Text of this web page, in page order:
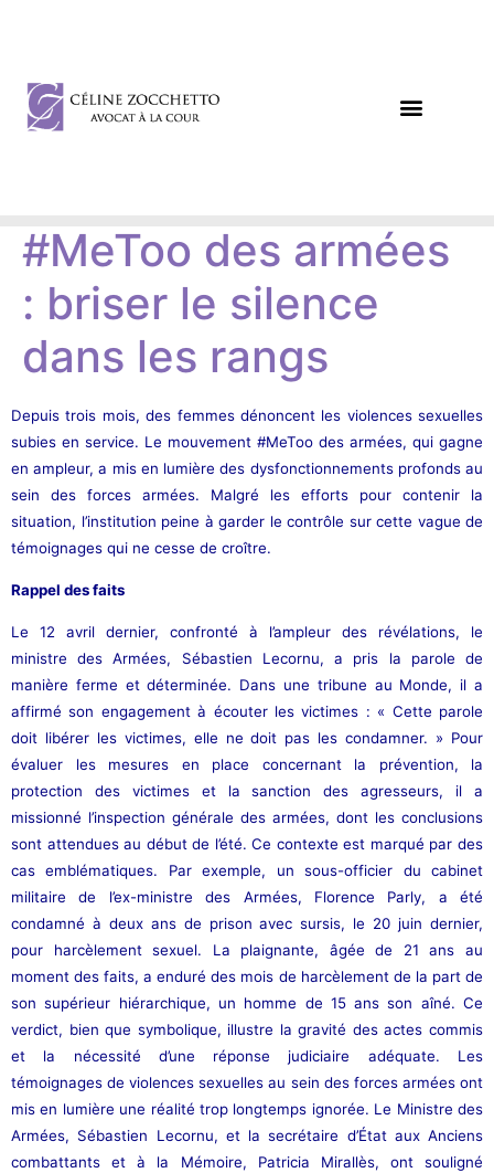
#MeToo des armées
: briser le silence
dans les rangs
Depuis trois mois, des femmes dénoncent les violences sexuelles
subies en service. Le mouvement #MeToo des armées, qui gagne
en ampleur, a mis en lumière des dysfonctionnements profonds au
sein des forces armées. Malgré les efforts pour contenir la
situation, l’institution peine à garder le contrôle sur cette vague de
témoignages qui ne cesse de croître.
Rappel des faits
Le 12 avril dernier, confronté à l’ampleur des révélations, le
ministre des Armées, Sébastien Lecornu, a pris la parole de
manière ferme et déterminée. Dans une tribune au Monde, il a
affirmé son engagement à écouter les victimes : « Cette parole
doit libérer les victimes, elle ne doit pas les condamner. » Pour
évaluer les mesures en place concernant la prévention, la
protection des victimes et la sanction des agresseurs, il a
missionné l’inspection générale des armées, dont les conclusions
sont attendues au début de l’été. Ce contexte est marqué par des
cas emblématiques. Par exemple, un sous-officier du cabinet
militaire de l’ex-ministre des Armées, Florence Parly, a été
condamné à deux ans de prison avec sursis, le 20 juin dernier,
pour harcèlement sexuel. La plaignante, âgée de 21 ans au
moment des faits, a enduré des mois de harcèlement de la part de
son supérieur hiérarchique, un homme de 15 ans son aîné. Ce
verdict, bien que symbolique, illustre la gravité des actes commis
et la nécessité d’une réponse judiciaire adéquate. Les
témoignages de violences sexuelles au sein des forces armées ont
mis en lumière une réalité trop longtemps ignorée. Le Ministre des
Armées, Sébastien Lecornu, et la secrétaire d’État aux Anciens
combattants et à la Mémoire, Patricia Mirallès, ont souligné